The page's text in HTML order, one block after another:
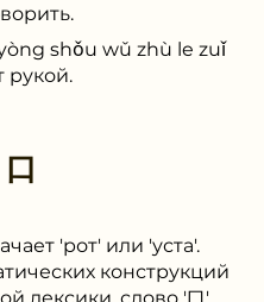
yòng shǒu wǔ zhù le zuǐ
рукой.
口
'рот' или 'уста'.
конструкций